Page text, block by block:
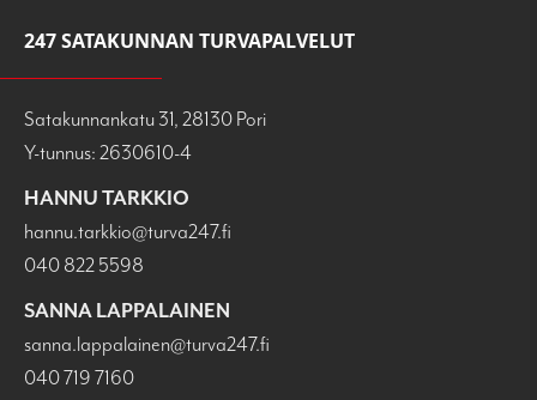
247 SATAKUNNAN TURVAPALVELUT
Satakunnankatu 31, 28130 Pori
Y-tunnus: 2630610-4
HANNU TARKKIO
hannu.tarkkio@turva247.fi
040 822 5598
SANNA LAPPALAINEN
sanna.lappalainen@turva247.fi
040 719 7160